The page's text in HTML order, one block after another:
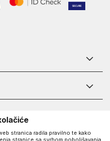
stranica radila pravilno te kako
stranice sa svrhom poboljšavanja